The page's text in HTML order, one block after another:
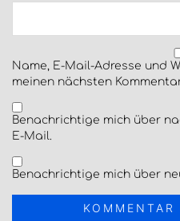
Name, E-Mail-Adresse und
meinen nächsten
Benachrichtige mich über
E-Mail.
Benachrichtige mich über